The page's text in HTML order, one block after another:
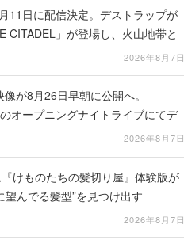
11日に配信決定。デストラップが
CITADEL」が登場し、火山地帯と
2026年8月7日
が8月26日早朝に公開へ。
オープニングナイトライブにてデ
2026年8月7日
けものたちの髪切り屋』体験版が
んでる髪型”を見つけ出す
2026年8月7日